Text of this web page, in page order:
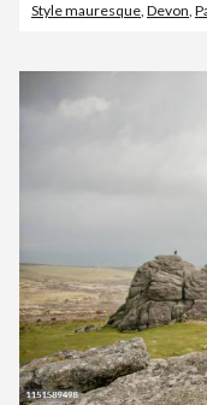
Style mauresque, Devon,